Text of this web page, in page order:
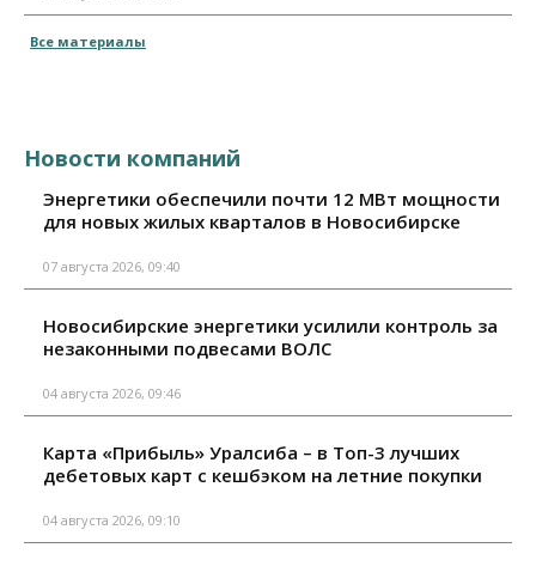
Все материалы
Новости компаний
Энергетики обеспечили почти 12 МВт мощности
для новых жилых кварталов в Новосибирске
07 августа 2026, 09:40
Новосибирские энергетики усилили контроль за
незаконными подвесами ВОЛС
04 августа 2026, 09:46
Карта «Прибыль» Уралсиба – в Топ-3 лучших
дебетовых карт с кешбэком на летние покупки
04 августа 2026, 09:10